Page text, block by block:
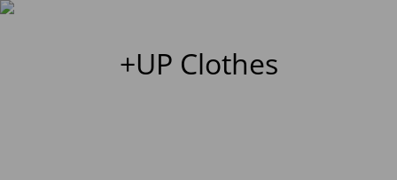
+UP Clothes